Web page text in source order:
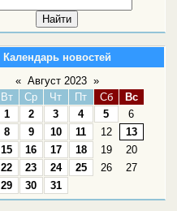
Календарь новостей
« Август 2023 »
Вт Ср Чт Пт Сб
Вс
1
2 3 4 5
6
8 9 10 11 12
13
15 16 17 18 19
20
22 23 24 25 26
27
29 30 31